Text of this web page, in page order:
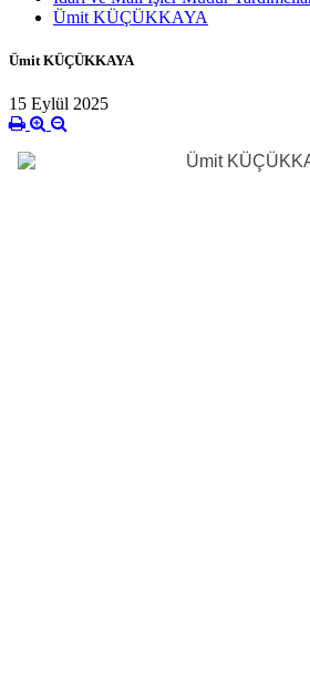
Ümit KÜÇÜKKAYA
Ümit KÜÇÜKKAYA
15 Eylül 2025